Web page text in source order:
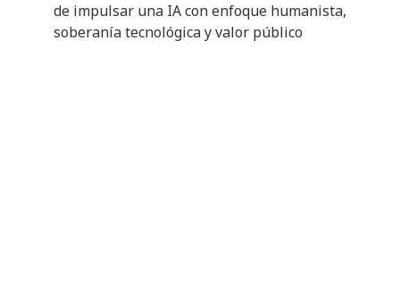
de impulsar una IA con enfoque humanista,
soberanía tecnológica y valor público